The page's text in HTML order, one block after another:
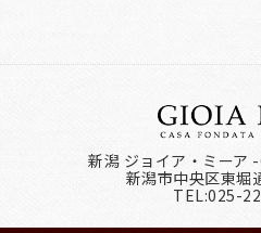
新潟 ジョイア・ミー
新潟市中央区東堀
TEL:025-